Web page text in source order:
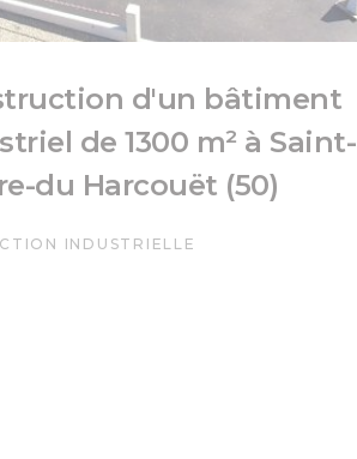
d'un bâtiment
de 1300 m² à Saint-
du Harcouët (50)
INDUSTRIELLE